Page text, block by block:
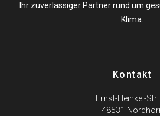
Ihr zuverlässiger Partner rund um
Klima.
Kontakt
Ernst-Heinkel-Str.
48531